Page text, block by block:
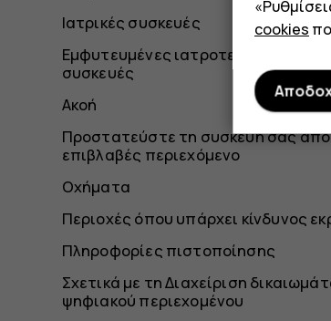
Ιατρικές συσκευές
Εμφυτευμένες ιατροτεχνολογικές
συσκευές
Ακοή
Προστατεύστε τη συσκευή σας από
επιβλαβές περιεχόμενο
Οχήματα
Περιοχές όπου υπάρχει κίνδυνος
Πληροφορίες πιστοποίησης
Σχετικά με τη Διαχείριση
ψηφιακού περιεχομένου
cookies